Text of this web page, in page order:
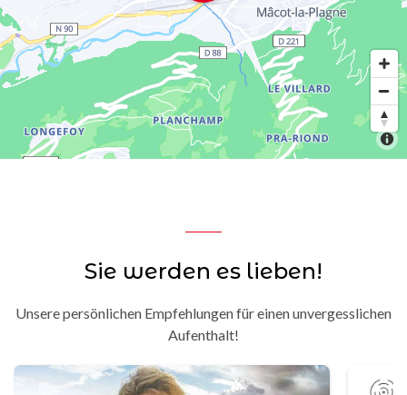
Sie werden es lieben!
Unsere persönlichen Empfehlungen für einen unvergesslichen
Aufenthalt!